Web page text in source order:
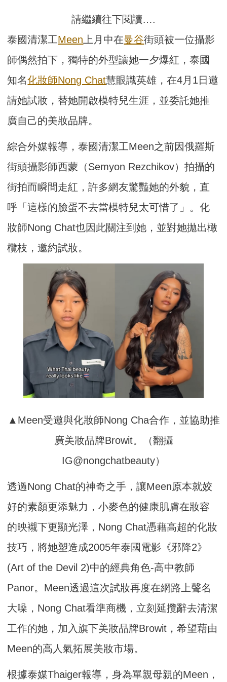
請繼續往下閱讀….
泰國清潔工Meen 上月中在曼谷街頭被一位攝影
師偶然拍下，獨特的外型讓她一夕爆紅，泰國
知名化妝師Nong Chat慧眼識英雄，在4月1日邀
請她試妝，替她開啟模特兒生涯，並委託她推
廣自己的美妝品牌。
綜合外媒報導，泰國清潔工Meen之前因俄羅斯
街頭攝影師西蒙（Semyon Rezchikov）拍攝的
街拍而瞬間走紅，許多網友驚豔她的外貌，直
呼「這樣的臉蛋不去當模特兒太可惜了」。化
妝師Nong Chat也因此關注到她，並對她拋出橄
欖枝，邀約試妝。
▲Meen受邀與化妝師Nong Cha合作，並協助推
廣美妝品牌Browit。（翻攝
IG@nongchatbeauty）
透過Nong Chat的神奇之手，讓Meen原本就姣
好的素顏更添魅力，小麥色的健康肌膚在妝容
的映襯下更顯光澤，Nong Chat憑藉高超的化妝
技巧，將她塑造成2005年泰國電影《邪降2》
(Art of the Devil 2)中的經典角色-高中教師
Panor。Meen透過這次試妝再度在網路上聲名
大噪，Nong Chat看準商機，立刻延攬辭去清潔
工作的她，加入旗下美妝品牌Browit，希望藉由
Meen的高人氣拓展美妝市場。
根據泰媒Thaiger報導，身為單親母親的Meen，